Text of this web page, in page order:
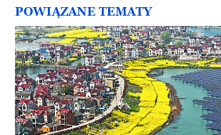
POWIĄZANE TEMATY